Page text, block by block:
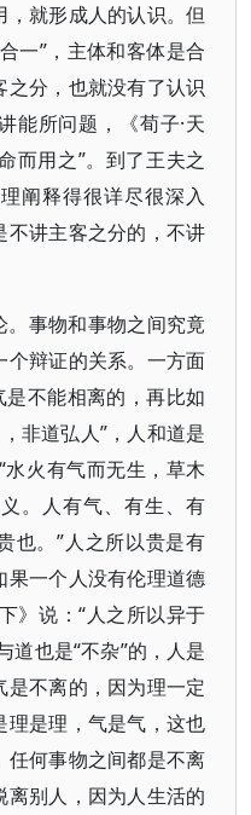
就形成人的认识。但
一”，主体和客体是合
分，也就没有了认识
能所问题，《荀子·天
而用之”。到了王夫之
阐释得很详尽很深入
不讲主客之分的，不讲
事物和事物之间究竟
个辩证的关系。一方面
是不能相离的，再比如
非道弘人”，人和道是
水火有气而无生，草木
。人有气、有生、有
也。”人之所以贵是有
果一个人没有伦理道德
》说：“人之所以异于
道也是“不杂”的，人是
是不离的，因为理一定
是理，气是气，这也
任何事物之间都是不离
别人，因为人生活的